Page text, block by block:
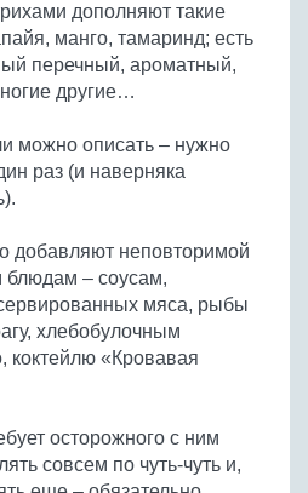
дополняют такие
манго, тамаринд; есть
перечный, ароматный,
другие…
можно описать – нужно
раз (и наверняка
добавляют неповторимой
блюдам – соусам,
мяса, рыбы
хлебобулочным
коктейлю «Кровавая
осторожного с ним
совсем по чуть-чуть и,